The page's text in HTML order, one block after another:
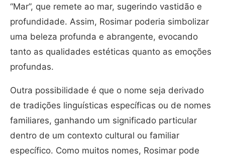
“Mar”, que remete ao mar, sugerindo vastidão e
profundidade. Assim, Rosimar poderia simbolizar
uma beleza profunda e abrangente, evocando
tanto as qualidades estéticas quanto as emoções
profundas.
Outra possibilidade é que o nome seja derivado
de tradições linguísticas específicas ou de nomes
familiares, ganhando um significado particular
dentro de um contexto cultural ou familiar
específico. Como muitos nomes, Rosimar pode